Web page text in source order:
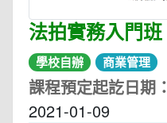
法拍實務入門班
學校自辦 商業管理
課程預定起訖日期：
2021-01-09